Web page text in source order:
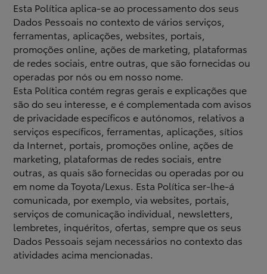
Esta Política aplica-se ao processamento dos seus
Dados Pessoais no contexto de vários serviços,
ferramentas, aplicações, websites, portais,
promoções online, ações de marketing, plataformas
de redes sociais, entre outras, que são fornecidas ou
operadas por nós ou em nosso nome.
Esta Política contém regras gerais e explicações que
são do seu interesse, e é complementada com avisos
de privacidade específicos e autónomos, relativos a
serviços específicos, ferramentas, aplicações, sítios
da Internet, portais, promoções online, ações de
marketing, plataformas de redes sociais, entre
outras, as quais são fornecidas ou operadas por ou
em nome da Toyota/Lexus. Esta Política ser-lhe-á
comunicada, por exemplo, via websites, portais,
serviços de comunicação individual, newsletters,
lembretes, inquéritos, ofertas, sempre que os seus
Dados Pessoais sejam necessários no contexto das
atividades acima mencionadas.